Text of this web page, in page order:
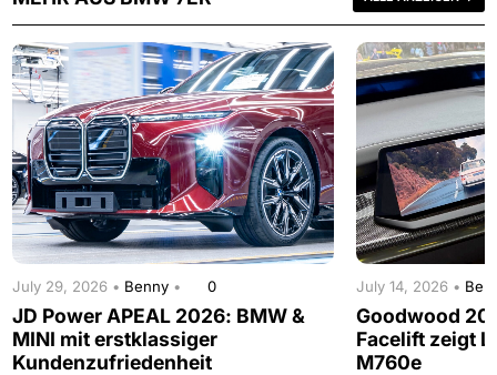
July 29, 2026 • Benny • 0
JD Power APEAL 2026: BMW &
MINI mit erstklassiger
Kundenzufriedenheit
July 14, 2026 •
Goodwood
Facelift zeigt
M760e